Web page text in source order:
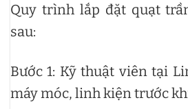
Quy trình lắp đặt quạt
sau:
Bước 1: Kỹ thuật viên tại
máy móc, linh kiện trước